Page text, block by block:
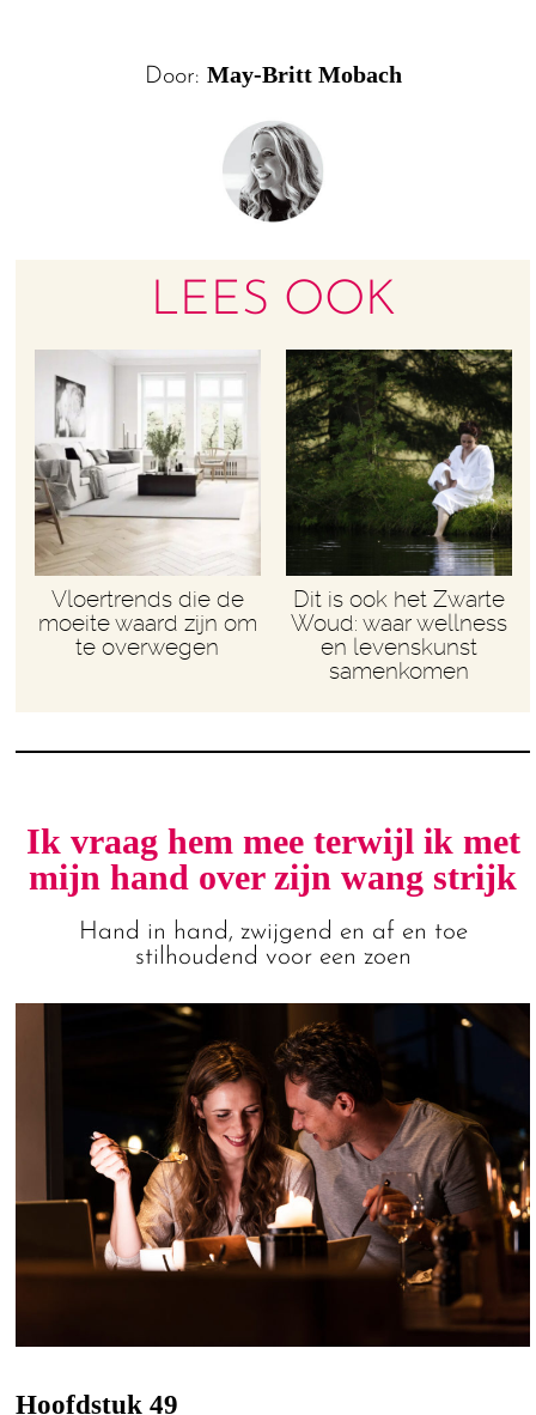
Door: May-Britt Mobach
LEES OOK
Vloertrends die de
moeite waard zijn om
te overwegen
Dit is ook het Zwarte
Woud: waar wellness
en levenskunst
samenkomen
Ik vraag hem mee terwijl ik met
mijn hand over zijn wang strijk
Hand in hand, zwijgend en af en toe
stilhoudend voor een zoen
Hoofdstuk 49